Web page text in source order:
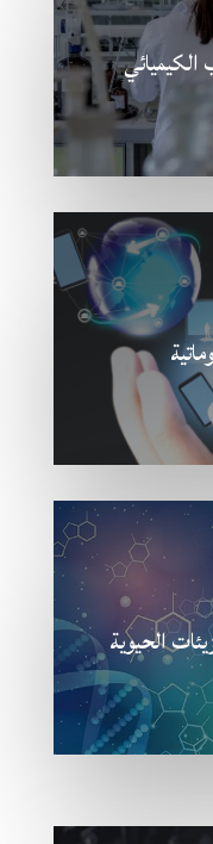
الكيميائي
الحيوية